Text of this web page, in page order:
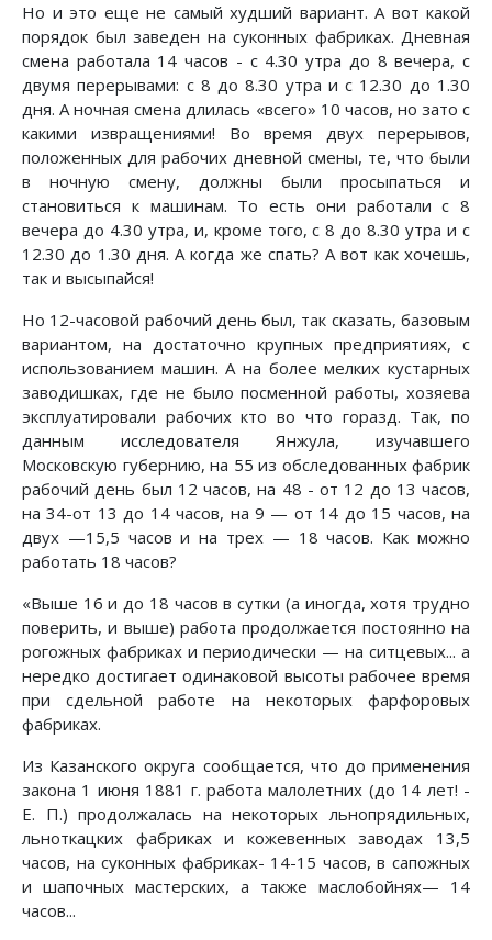
Но и это еще не самый худший вариант. А вот какой
порядок был заведен на суконных фабриках. Дневная
смена работала 14 часов - с 4.30 утра до 8 вечера, с
двумя перерывами: с 8 до 8.30 утра и с 12.30 до 1.30
дня. А ночная смена длилась «всего» 10 часов, но зато с
какими извращениями! Во время двух перерывов,
положенных для рабочих дневной смены, те, что были
в ночную смену, должны были просыпаться и
становиться к машинам. То есть они работали с 8
вечера до 4.30 утра, и, кроме того, с 8 до 8.30 утра и с
12.30 до 1.30 дня. А когда же спать? А вот как хочешь,
так и высыпайся!
Но 12-часовой рабочий день был, так сказать, базовым
вариантом, на достаточно крупных предприятиях, с
использованием машин. А на более мелких кустарных
заводишках, где не было посменной работы, хозяева
эксплуатировали рабочих кто во что горазд. Так, по
данным исследователя Янжула, изучавшего
Московскую губернию, на 55 из обследованных фабрик
рабочий день был 12 часов, на 48 - от 12 до 13 часов,
на 34-от 13 до 14 часов, на 9 — от 14 до 15 часов, на
двух —15,5 часов и на трех — 18 часов. Как можно
работать 18 часов?
«Выше 16 и до 18 часов в сутки (а иногда, хотя трудно
поверить, и выше) работа продолжается постоянно на
рогожных фабриках и периодически — на ситцевых... а
нередко достигает одинаковой высоты рабочее время
при сдельной работе на некоторых фарфоровых
фабриках.
Из Казанского округа сообщается, что до применения
закона 1 июня 1881 г. работа малолетних (до 14 лет! -
Е. П.) продолжалась на некоторых льнопрядильных,
льноткацких фабриках и кожевенных заводах 13,5
часов, на суконных фабриках- 14-15 часов, в сапожных
и шапочных мастерских, а также маслобойнях— 14
часов...